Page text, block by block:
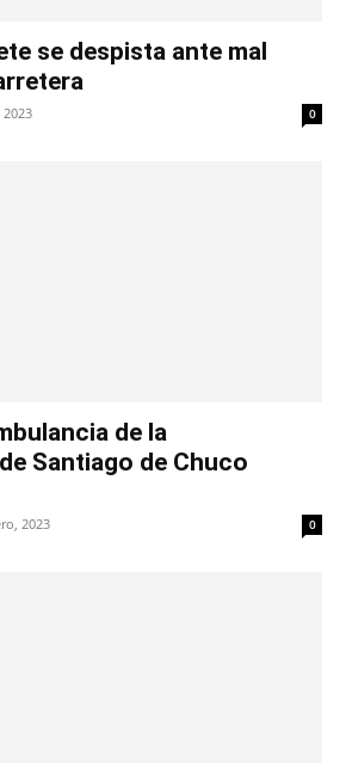
se despista ante mal
0
de la
Santiago de Chuco
2023 0